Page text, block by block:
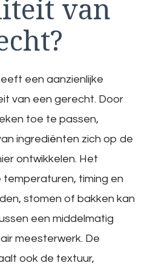
van
een aanzienlijke
van een gerecht. Door
toe te passen,
ingrediënten zich op de
ontwikkelen. Het
temperaturen, timing en
stomen of bakken kan
een middelmatig
meesterwerk. De
ook de textuur,